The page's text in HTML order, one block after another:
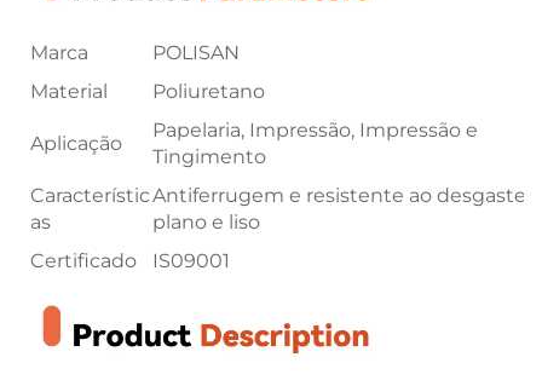
Marca
POLISAN
Material
Poliuretano
Aplicação
Papelaria, Impressão, Impressão e
Tingimento
Característic
as
Antiferrugem e resistente ao desgaste,
plano e liso
Certificado
IS09001